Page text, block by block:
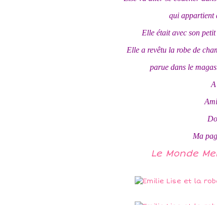
qui appartient
Elle était avec son
Elle a revêtu la robe de
parue dans le
A
Ma
Le Monde